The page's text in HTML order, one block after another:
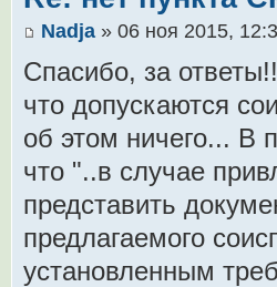
Nadja » 06 ноя 2015,
Спасибо, за
что допускаются
об этом ничего... В
что "..в случае
представить
предлагаемого
установленным